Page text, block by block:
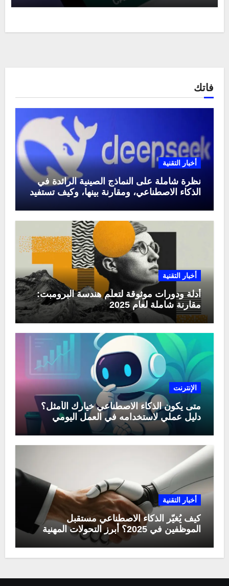
فاتك
أخبار التقنية
نظرة شاملة على النماذج الصينية الرائدة في
الذكاء الاصطناعي، ومقارنة بينها، وكيف تستفيد
أخبار التقنية
أدلة ودورات موثوقة لتعلّم هندسة البرومبت:
مقارنة شاملة لعام 2025
الإنترنت
متى يكون الذكاء الاصطناعي خيارك الأمثل؟
دليل عملي لاستخدامه في العمل اليومي
أخبار التقنية
كيف يُغيّر الذكاء الاصطناعي مستقبل
الموظفين في 2025؟ أبرز التحولات المهنية